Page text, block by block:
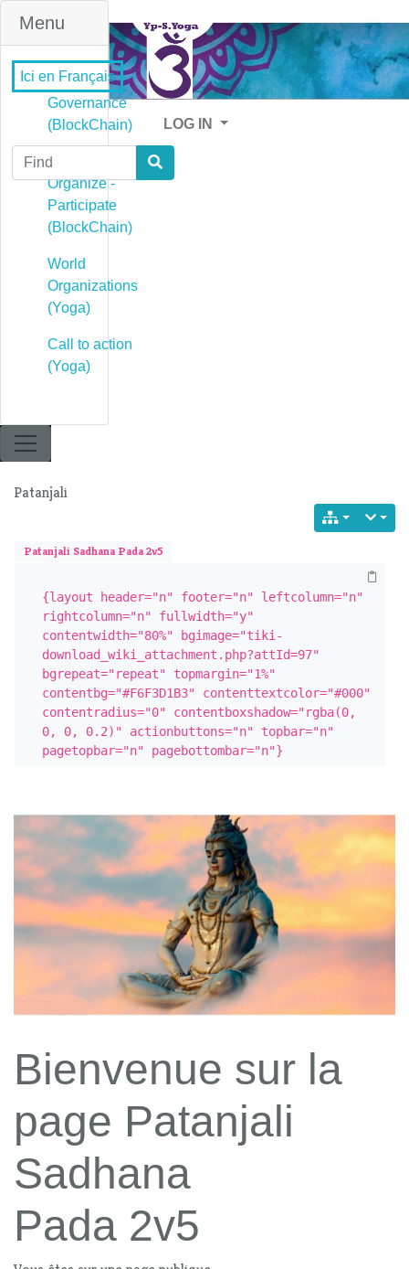
Menu
Governance
(BlockChain)
Governance -
Organize -
Participate
(BlockChain)
World
Organizations
(Yoga)
Call to action
(Yoga)
Ici en Français
LOG IN
Find
Patanjali
Patanjali Sadhana Pada 2v5
{layout header="n" footer="n" leftcolumn="n"
rightcolumn="n" fullwidth="y"
contentwidth="80%" bgimage="tiki-
download_wiki_attachment.php?attId=97"
bgrepeat="repeat" topmargin="1%"
contentbg="#F6F3D1B3" contenttextcolor="#000"
contentradius="0" contentboxshadow="rgba(0,
0, 0, 0.2)" actionbuttons="n" topbar="n"
pagetopbar="n" pagebottombar="n"}
Bienvenue sur la
page Patanjali
Sadhana
Pada 2v5